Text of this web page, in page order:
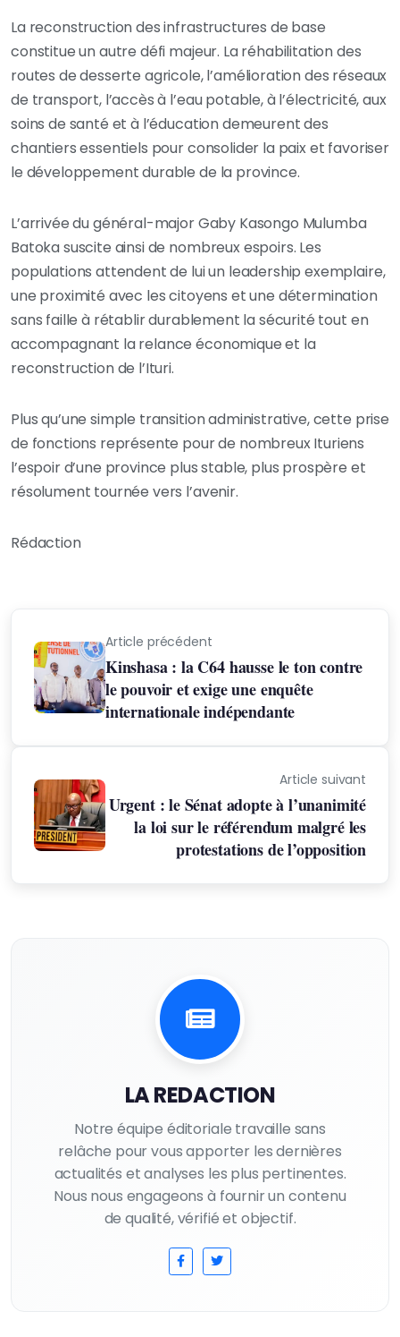
La reconstruction des infrastructures de base
constitue un autre défi majeur. La réhabilitation des
routes de desserte agricole, l’amélioration des réseaux
de transport, l’accès à l’eau potable, à l’électricité, aux
soins de santé et à l’éducation demeurent des
chantiers essentiels pour consolider la paix et favoriser
le développement durable de la province.
L’arrivée du général-major Gaby Kasongo Mulumba
Batoka suscite ainsi de nombreux espoirs. Les
populations attendent de lui un leadership exemplaire,
une proximité avec les citoyens et une détermination
sans faille à rétablir durablement la sécurité tout en
accompagnant la relance économique et la
reconstruction de l’Ituri.
Plus qu’une simple transition administrative, cette prise
de fonctions représente pour de nombreux Ituriens
l’espoir d’une province plus stable, plus prospère et
résolument tournée vers l’avenir.
Rédaction
Article précédent
Kinshasa : la C64 hausse le ton contre
le pouvoir et exige une enquête
internationale indépendante
Article suivant
Urgent : le Sénat adopte à l’unanimité
la loi sur le référendum malgré les
protestations de l’opposition
LA REDACTION
Notre équipe éditoriale travaille sans
relâche pour vous apporter les dernières
actualités et analyses les plus pertinentes.
Nous nous engageons à fournir un contenu
de qualité, vérifié et objectif.